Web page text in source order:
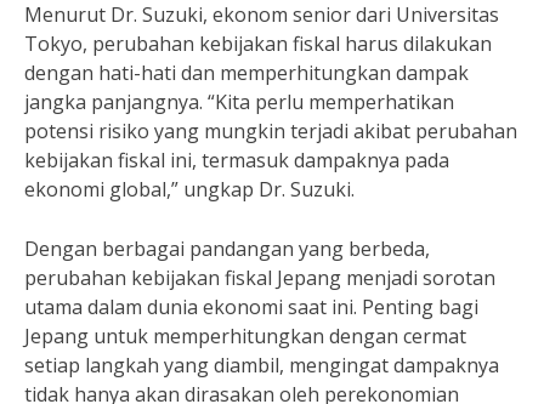
Menurut Dr. Suzuki, ekonom senior dari Universitas
Tokyo, perubahan kebijakan fiskal harus dilakukan
dengan hati-hati dan memperhitungkan dampak
jangka panjangnya. “Kita perlu memperhatikan
potensi risiko yang mungkin terjadi akibat perubahan
kebijakan fiskal ini, termasuk dampaknya pada
ekonomi global,” ungkap Dr. Suzuki.
Dengan berbagai pandangan yang berbeda,
perubahan kebijakan fiskal Jepang menjadi sorotan
utama dalam dunia ekonomi saat ini. Penting bagi
Jepang untuk memperhitungkan dengan cermat
setiap langkah yang diambil, mengingat dampaknya
tidak hanya akan dirasakan oleh perekonomian